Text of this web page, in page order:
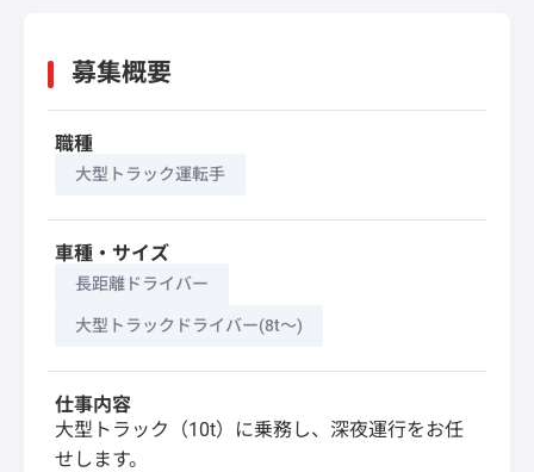
募集概要
職種
大型トラック運転手
車種・サイズ
長距離ドライバー
大型トラックドライバー(8t～)
仕事内容
大型トラック（10t）に乗務し、深夜運行をお任
せします。